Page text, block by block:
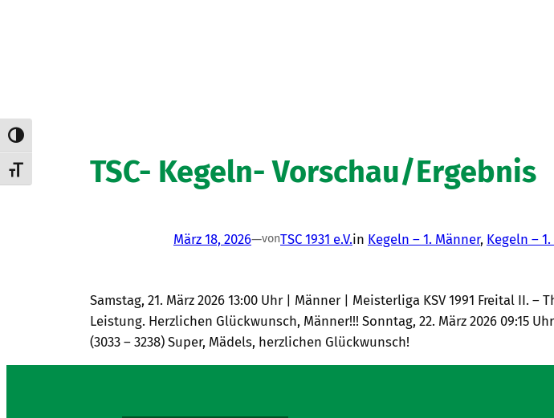
Umschalten auf hohe Kontraste
Schrift vergrößernTSC- Kegeln- Vorschau/Ergebnis
März 18, 2026—vonTSC 1931 e.V.in Kegeln – 1. Männer, Kegeln –
Samstag, 21. März 2026 13:00 Uhr | Männer | Meisterliga KSV 1991 Freital II. –
Leistung. Herzlichen Glückwunsch, Männer!!! Sonntag, 22. März 2026 09:15
(3033 – 3238) Super, Mädels, herzlichen Glückwunsch!